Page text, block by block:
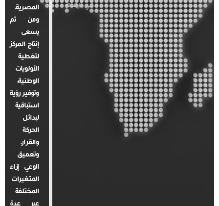
في أرقام
المصرية.
ومن ثم
يسعى
إنتاج المركز
لتغطية
الأولويات
الوطنية،
وتوفير رؤية
استباقية
لبدائل
الحركة
والقرار.
وتعميق
الوعي إزاء
المتغيرات
المختلفة
عبر عدة